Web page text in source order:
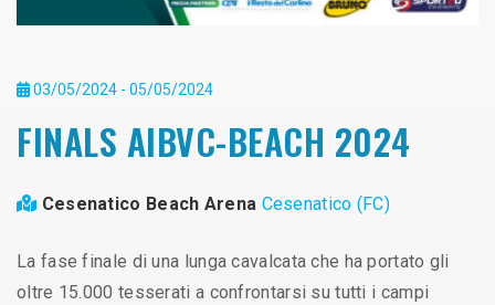
03/05/2024 - 05/05/2024
FINALS AIBVC-BEACH 2024
Cesenatico Beach Arena Cesenatico (FC)
La fase finale di una lunga cavalcata che ha portato gli
oltre 15.000 tesserati a confrontarsi su tutti i campi